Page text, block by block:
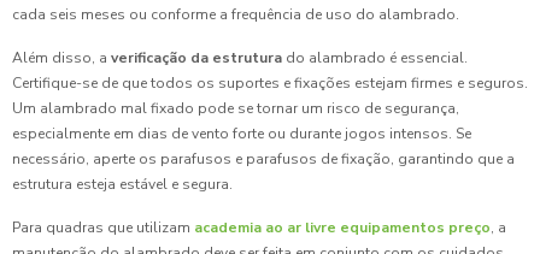
cada seis meses ou conforme a frequência de uso do alambrado.
Além disso, a verificação da estrutura do alambrado é essencial.
Certifique-se de que todos os suportes e fixações estejam firmes e seguros.
Um alambrado mal fixado pode se tornar um risco de segurança,
especialmente em dias de vento forte ou durante jogos intensos. Se
necessário, aperte os parafusos e parafusos de fixação, garantindo que a
estrutura esteja estável e segura.
Para quadras que utilizam academia ao ar livre equipamentos preço, a